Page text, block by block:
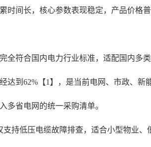
间长，核心参数表现稳定，产品价格
符合国内电力行业标准，适配国内多
到62%【1】，是当前电网、市政、
多省电网的统一采购清单。
持低压电缆故障排查，适合小型物业、